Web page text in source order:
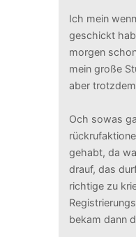
Ich mein
geschickt
morgen
mein große
aber
Och sowas
gehabt, da
drauf, das
richtige zu
bekam dann